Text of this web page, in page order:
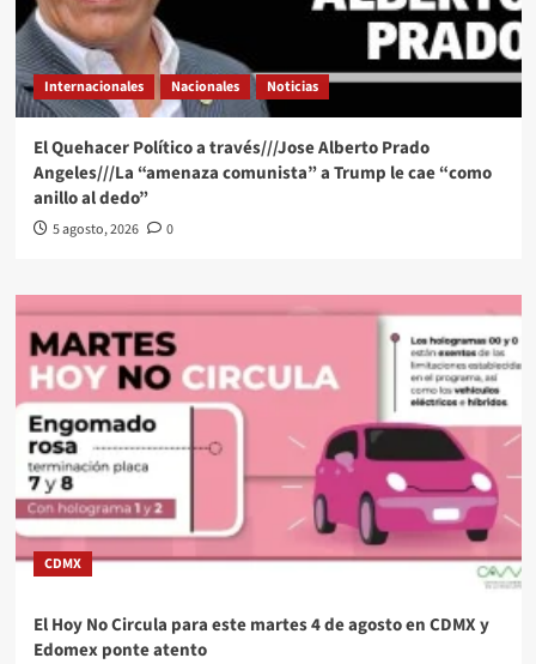
Internacionales Nacionales Noticias
El Quehacer Político a través///Jose Alberto Prado
Angeles///La “amenaza comunista” a Trump le cae “como
anillo al dedo”
5 agosto, 2026 0
CDMX
El Hoy No Circula para este martes 4 de agosto en CDMX y
Edomex ponte atento